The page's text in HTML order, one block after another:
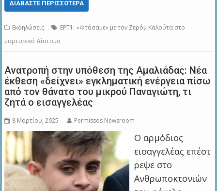
ΔΙΑΒΆΣΤΕ ΠΕΡΙΣΣΌΤΕΡΑ
Εκδηλώσεις
ΕΡΤ1: «Φτάσαμε» με τον Ζερόμ Καλούτα στο
μαρτυρικό Δίστομο
Ανατροπή στην υπόθεση της Αμαλιάδας: Νέα
έκθεση «δείχνει» εγκληματική ενέργεια πίσω
από τον θάνατο του μικρού Παναγιώτη, τι
ζητά ο εισαγγελέας
8 Μαρτίου, 2025 Permissos Newsroom
Ο αρμόδιος
εισαγγελέας επέστ
ρεψε στο
Ανθρωποκτονιών